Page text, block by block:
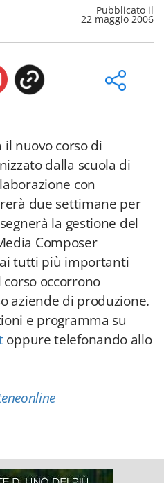
Pubblicato il
22 maggio 2006
il nuovo corso di
dalla scuola di
con
due settimane per
la gestione del
Composer
tutti più importanti
occorrono
aziende di produzione.
e programma su
oppure telefonando allo